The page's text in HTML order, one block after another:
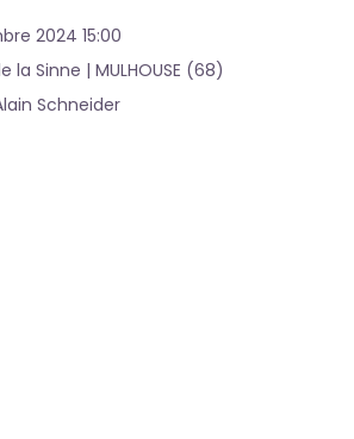
2024 15:00
la Sinne | MULHOUSE (68)
Schneider